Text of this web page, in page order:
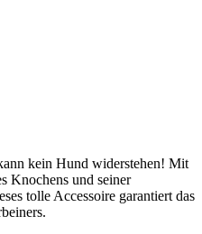
kein Hund widerstehen! Mit
Knochens und seiner
tolle Accessoire garantiert das